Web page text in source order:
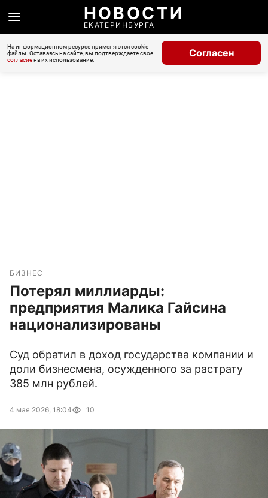
НОВОСТИ
ЕКАТЕРИНБУРГА
На информационном ресурсе применяются cookie-
файлы. Оставаясь на сайте, вы подтверждаете свое
согласиена их использование.
Согласен
БИЗНЕС
Потерял миллиарды:
предприятия Малика Гайсина
национализированы
Суд обратил в доход государства компании и
доли бизнесмена, осужденного за растрату
385 млн рублей.
4 мая 2026, 18:04 10